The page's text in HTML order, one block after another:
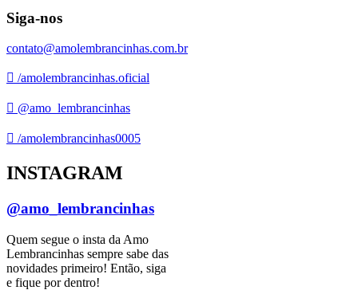
Siga-nos
contato@amolembrancinhas.com.br
/amolembrancinhas.oficial
@amo_lembrancinhas
/amolembrancinhas0005
INSTAGRAM
@amo_lembrancinhas
Quem segue o insta da Amo
Lembrancinhas sempre sabe das
novidades primeiro! Então, siga
e fique por dentro!